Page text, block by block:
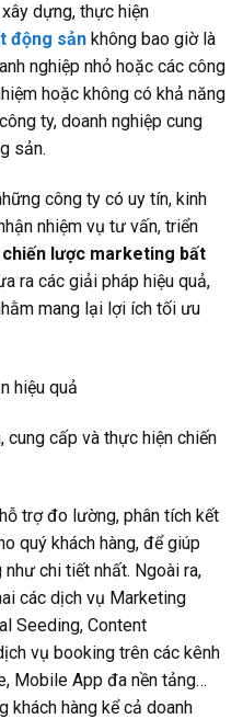
dựng, thực hiện
động sản không bao giờ là
nghiệp nhỏ hoặc các công
hoặc không có khả năng
ty, doanh nghiệp cung
sản.
công ty có uy tín, kinh
nhiệm vụ tư vấn, triển
chiến lược marketing bất
ra các giải pháp hiệu quả,
mang lại lợi ích tối ưu
cung cấp và thực hiện chiến
trợ đo lường, phân tích kết
quý khách hàng, để giúp
chi tiết nhất. Ngoài ra,
các dịch vụ Marketing
Seeding, Content
vụ booking trên các kênh
Mobile App đa nền tảng…
khách hàng kể cả doanh